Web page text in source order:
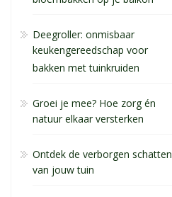
Deegroller: onmisbaar
keukengereedschap voor
bakken met tuinkruiden
Groei je mee? Hoe zorg én
natuur elkaar versterken
Ontdek de verborgen schatten
van jouw tuin